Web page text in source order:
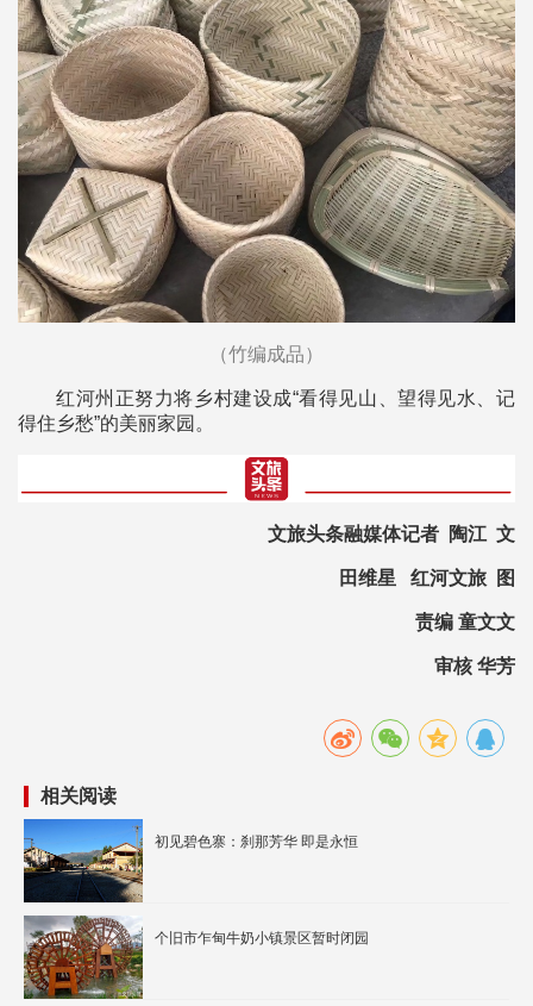
（竹编成品）
红河州正努力将乡村建设成“看得见山、望得见水、记
得住乡愁”的美丽家园。
文旅头条融媒体记者 陶江 文
田维星 红河文旅 图
责编 童文文
审核 华芳
相关阅读
初见碧色寨：刹那芳华 即是永恒
个旧市乍甸牛奶小镇景区暂时闭园